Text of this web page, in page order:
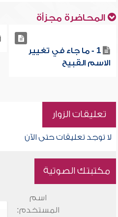
المحاضرة مجزأة
1 - ما جاء في تغيير
الاسم القبيح
تعليقات الزوار
لا توجد تعليقات حتى الآن
مكتبتك الصوتية
اسم
المستخدم: